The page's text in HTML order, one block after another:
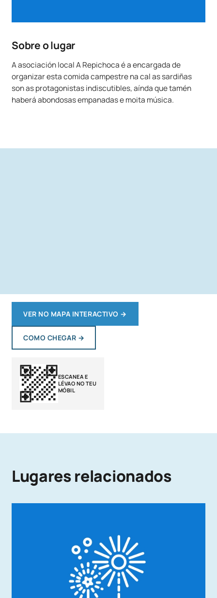
Sobre o lugar
A asociación local A Repichoca é a encargada de
organizar esta comida campestre na cal as sardiñas
son as protagonistas indiscutibles, aínda que tamén
haberá abondosas empanadas e moita música.
VER NO MAPA INTERACTIVO →
COMO CHEGAR →
ESCANEA E
LÉVAO NO TEU
MÓBIL
Lugares relacionados